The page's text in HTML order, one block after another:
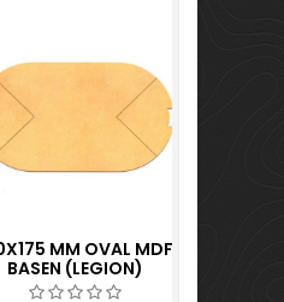
MM OVAL MDF
BASEN (LEGION)